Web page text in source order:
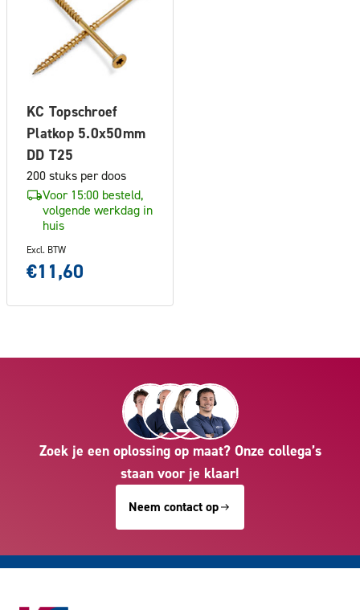
KC Topschroef
Platkop 5.0x50mm
DD T25
200 stuks per doos
Voor 15:00 besteld,
volgende werkdag in
huis
Excl. BTW
€11,60
Zoek je een oplossing op maat? Onze collega’s
staan voor je klaar!
Neem contact op